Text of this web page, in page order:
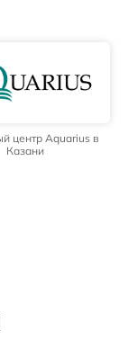
центр Aquarius в
Казани